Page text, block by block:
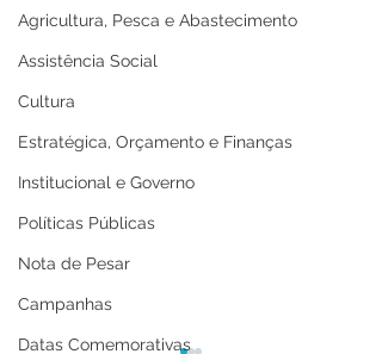
Agricultura, Pesca e Abastecimento
Assistência Social
Cultura
Estratégica, Orçamento e Finanças
Institucional e Governo
Políticas Públicas
Nota de Pesar
Campanhas
Datas Comemorativas